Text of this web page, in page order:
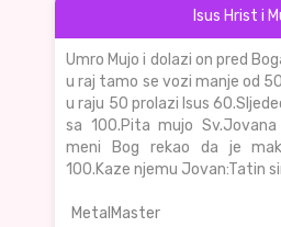
Isus Hrist i
Umro Mujo i dolazi on pred
u raj tamo se vozi manje od
u raju 50 prolazi Isus
sa 100.Pita mujo
meni Bog rekao da je
100.Kaze njemu Jovan:Tatin
MetalMaster